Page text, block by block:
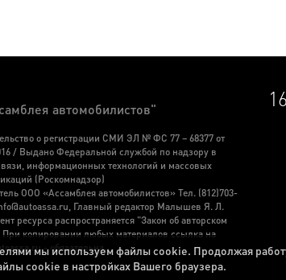
автомобилистов"
о регистрации СМИ ЭЛ № ФС 77 – 68377 от
/ Выдано Федеральной службой по надзору в
информационных технологий и массовых
(Роскомнадзор)
ООО «Ассамблея автомобилистов» Тел. (812)703-
Главный редактор Малышев Я. Л.
ресурса распространяется "Закон об авторском
При копировании любых материалов ссылка на
- обязательна.
мы используем файлы cookie. Продолжая
cookie в настройках Вашего браузера.